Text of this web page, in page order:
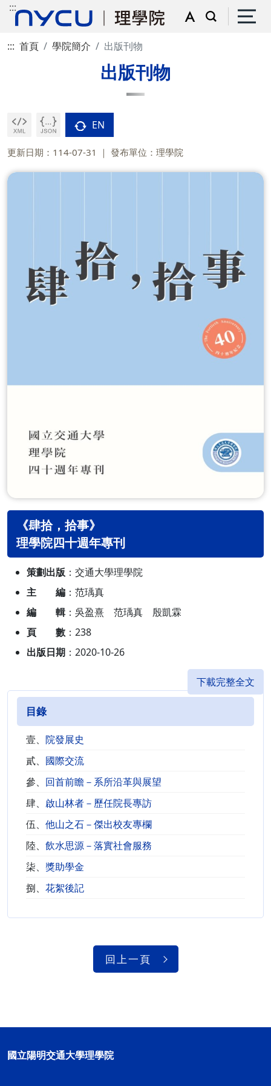
:::
::: 首頁 學院簡介 出版刊物
出版刊物
EN
更新日期：114-07-31 發布單位：理學院
《肆拾，拾事》
理學院四⼗週年專刊
策劃出版 ：交通大學理學院
主 編 ：范瑀真
編 輯：吳盈熹 范瑀真 殷凱霖
頁 數 ：238
出版日期 ：2020-10-26
下載完整全文
目錄
壹、 院發展史
貳、 國際交流
參、 回首前瞻－系所沿革與展望
肆、 啟山林者－歷任院長專訪
伍、 他山之石－傑出校友專欄
陸、 飲水思源－落實社會服務
柒、 獎助學金
捌、 花絮後記
回上一頁
國立陽明交通大學理學院